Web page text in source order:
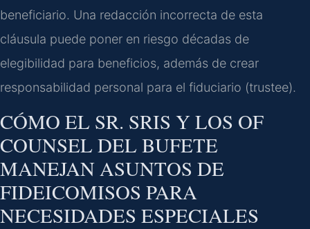
beneficiario. Una redacción incorrecta de esta
cláusula puede poner en riesgo décadas de
elegibilidad para beneficios, además de crear
responsabilidad personal para el fiduciario (trustee).
CÓMO EL SR. SRIS Y LOS OF
COUNSEL DEL BUFETE
MANEJAN ASUNTOS DE
FIDEICOMISOS PARA
NECESIDADES ESPECIALES